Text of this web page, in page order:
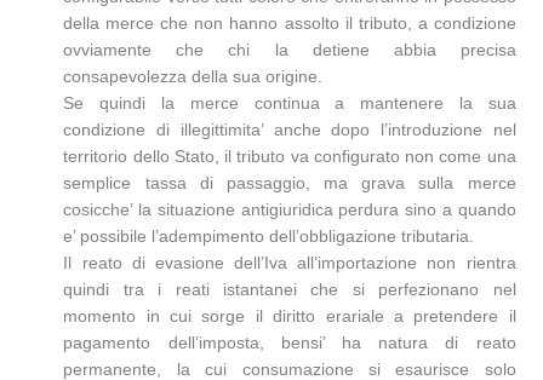
della merce che non hanno assolto il tributo, a condizione
ovviamente che chi la detiene abbia precisa
consapevolezza della sua origine.
Se quindi la merce continua a mantenere la sua
condizione di illegittimita’ anche dopo l’introduzione nel
territorio dello Stato, il tributo va configurato non come una
semplice tassa di passaggio, ma grava sulla merce
cosicche’ la situazione antigiuridica perdura sino a quando
e’ possibile l’adempimento dell’obbligazione tributaria.
Il reato di evasione dell’Iva all’importazione non rientra
quindi tra i reati istantanei che si perfezionano nel
momento in cui sorge il diritto erariale a pretendere il
pagamento dell’imposta, bensi’ ha natura di reato
permanente, la cui consumazione si esaurisce solo